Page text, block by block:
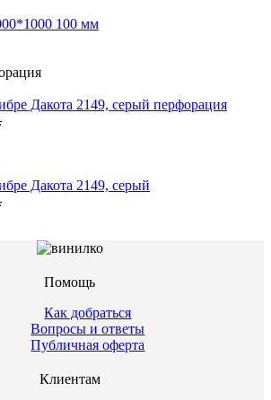
100 мм
Дакота 2149, серый перфорация
Дакота 2149, серый
Помощь
Как добраться
Вопросы и ответы
Публичная оферта
Клиентам